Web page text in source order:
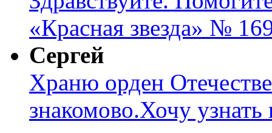
«Красная звезда» №
Сергей
Храню орден
знакомово.Хочу узнать